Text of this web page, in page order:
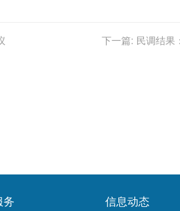
下一篇: 民调结果
务 信息动态